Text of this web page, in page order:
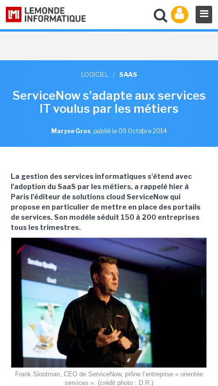
LOGICIEL / SAAS
ServiceNow s'adapte aux services
IT voulus par les métiers
Maryse Gros, publié le 09 Octobre 2014
La gestion des services informatiques s'étend avec
l'adoption du SaaS par les métiers, a rappelé hier à
Paris l'éditeur de solutions cloud ServiceNow qui
propose en particulier de mettre en place des portails
de services. Son modèle séduit 150 à 200 entreprises
tous les trimestres.
Frank Slootman, CEO de ServiceNow, prône l’entreprise « orientée
services ». (crédit photo : D.R.)